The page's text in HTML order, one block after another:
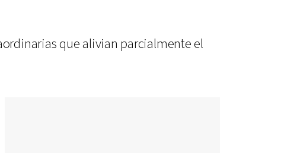
que alivian parcialmente el